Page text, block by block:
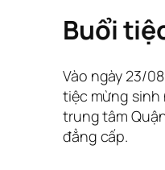
Buổi
Vào ngày 23/
tiệc mừng sinh
trung tâm
đẳng cấp.